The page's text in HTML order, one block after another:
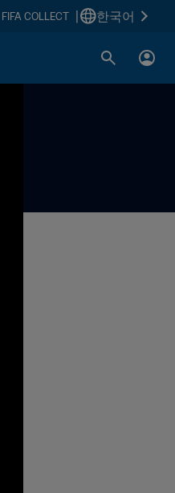
FIFA COLLECT 한국어